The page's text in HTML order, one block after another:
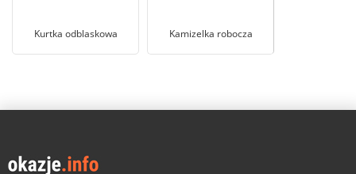
Kurtka odblaskowa Kamizelka robocza